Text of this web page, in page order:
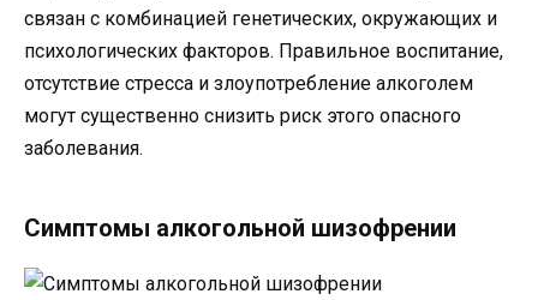
связан с комбинацией генетических, окружающих и
психологических факторов. Правильное воспитание,
отсутствие стресса и злоупотребление алкоголем
могут существенно снизить риск этого опасного
заболевания.
Симптомы алкогольной шизофрении